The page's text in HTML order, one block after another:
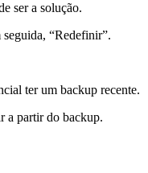
ser a solução.
seguida, “Redefinir”.
ter um backup recente.
a partir do backup.